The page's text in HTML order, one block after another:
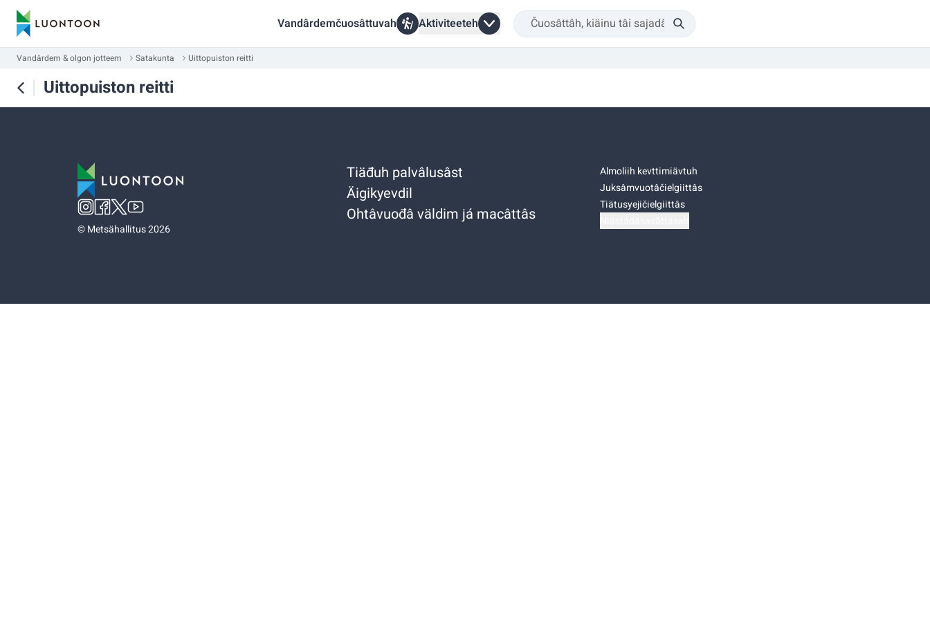
Vandârdemčuosâttuvah Aktiviteeteh
Vandârdem & olgon jotteem Satakunta Uittopuiston reitti
Uittopuiston reitti
©Metsähallitus 2026
Tiäđuh palvâlusâst
Äigikyevdil
Ohtâvuođâ väldim já macâttâs
Almoliih kevttimiävtuh
Juksâmvuotâčielgiittâs
Tiätusyejičielgiittâs